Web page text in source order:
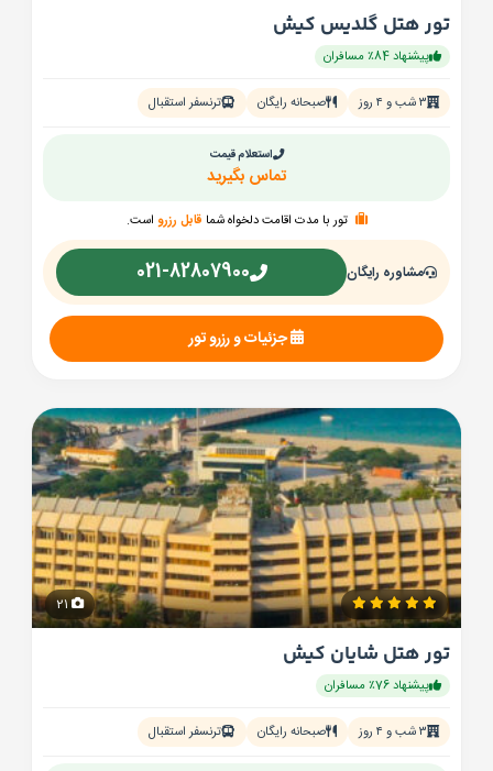
تور هتل گلدیس کیش
پیشنهاد 84٪ مسافران
۳ شب و ۴ روز صبحانه رایگان ترنسفر استقبال
استعلام قیمت
تماس بگیرید
تور با مدت اقامت دلخواه شما قابل رزرو است.
مشاوره رایگان 021-82807900
جزئیات و رزرو تور
21
تور هتل شایان کیش
پیشنهاد 76٪ مسافران
۳ شب و ۴ روز صبحانه رایگان ترنسفر استقبال